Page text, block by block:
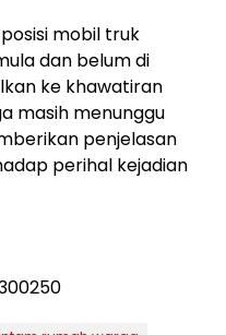
mobil truk
dan belum di
ke khawatiran
masih menunggu
penjelasan
perihal kejadian